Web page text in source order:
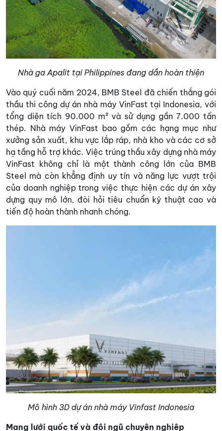
Nhà ga Apalit tại Philippines đang dần hoàn thiện
Vào quý cuối năm 2024, BMB Steel đã chiến thắng gói
thầu thi công dự án nhà máy VinFast tại Indonesia, với
tổng diện tích 90.000 m² và sử dụng gần 7.000 tấn
thép. Nhà máy VinFast bao gồm các hạng mục như
xưởng sản xuất, khu vực lắp ráp, nhà kho và các cơ sở
hạ tầng hỗ trợ khác. Việc trúng thầu xây dựng nhà máy
VinFast không chỉ là một thành công lớn của BMB
Steel mà còn khẳng định uy tín và năng lực vượt trội
của doanh nghiệp trong việc thực hiện các dự án xây
dựng quy mô lớn, đòi hỏi tiêu chuẩn kỹ thuật cao và
tiến độ hoàn thành nhanh chóng.
Mô hình 3D dự án nhà máy Vinfast Indonesia
Mạng lưới quốc tế và đội ngũ chuyên nghiệp